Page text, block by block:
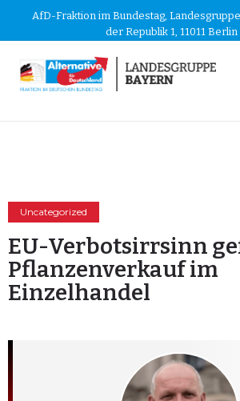
AfD-Fraktion im Bundestag,
der Republik 1, 11011 Berlin
Uncategorized
EU-Verbotsirrsinn
Pflanzenverkauf im
Einzelhandel